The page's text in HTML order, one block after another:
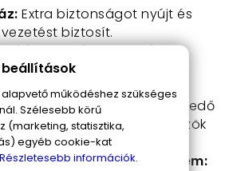
Extra biztonságot nyújt és
biztosít.
feszültségtartomány:
elektromos
feszültség:
Kiemelkedő
a csatlakoztatott eszközök
túlfeszültség elleni védelem:
működéshez szükséges
Szélesebb körű
(marketing, statisztika,
egyéb cookie-kat
Részletesebb információk.